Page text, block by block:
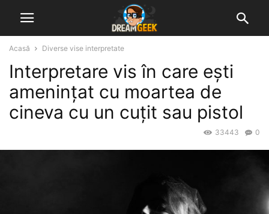
Acasă Diverse vise interpretate
Interpretare vis în care ești
amenințat cu moartea de
cineva cu un cuțit sau pistol
0
33443